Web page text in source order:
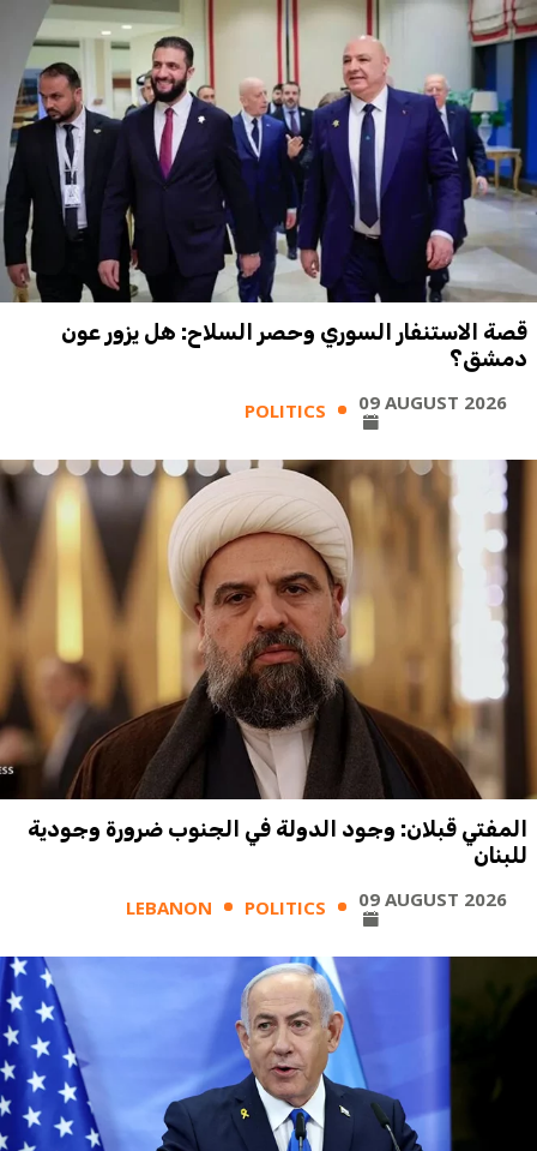
قصة الاستنفار السوري وحصر السلاح: هل يزور عون
دمشق؟
POLITICS 09 AUGUST 2026
المفتي قبلان: وجود الدولة في الجنوب ضرورة وجودية
للبنان
LEBANON POLITICS 09 AUGUST 2026